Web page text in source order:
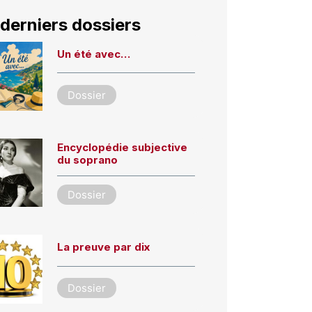
dossiers
Un été avec…
Dossier
Encyclopédie subjective
du soprano
Dossier
La preuve par dix
Dossier